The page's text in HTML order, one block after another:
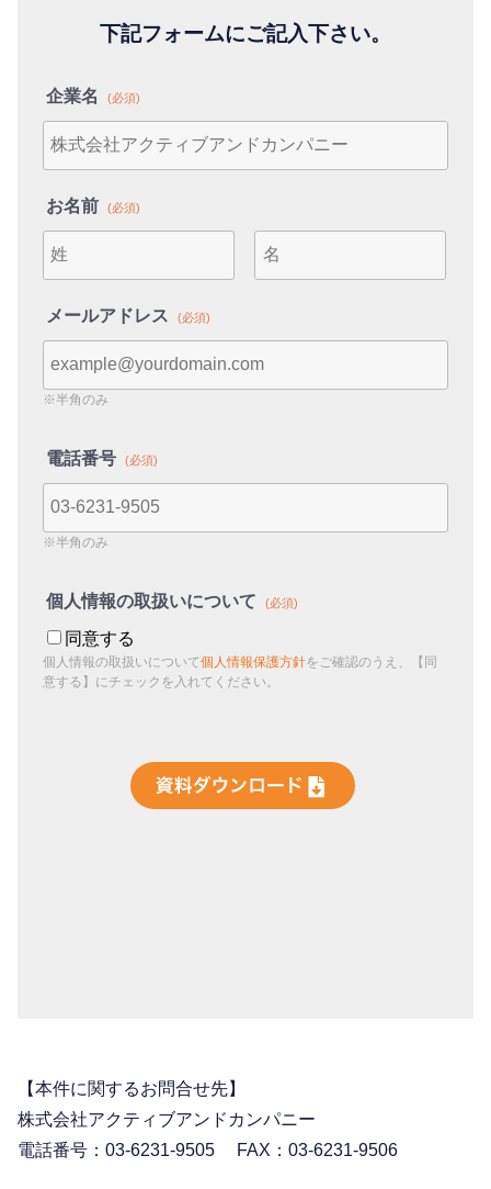
下記フォームにご記入下さい。
【本件に関するお問合せ先】
株式会社アクティブアンドカンパニー
電話番号：03-6231-9505 FAX：03-6231-9506